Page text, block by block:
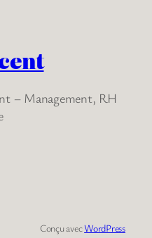
– Management, RH
Conçu avecWordPress